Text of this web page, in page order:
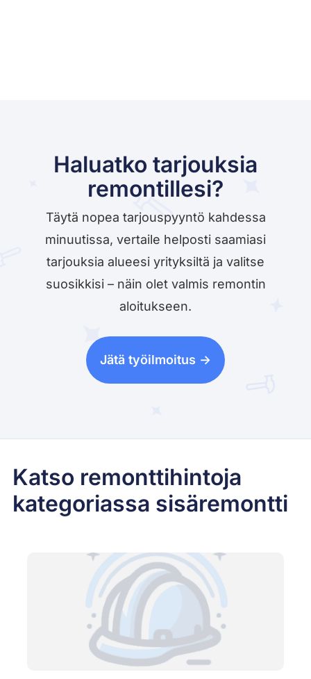
Haluatko tarjouksia
remontillesi?
Täytä nopea tarjouspyyntö kahdessa
minuutissa, vertaile helposti saamiasi
tarjouksia alueesi yrityksiltä ja valitse
suosikkisi – näin olet valmis remontin
aloitukseen.
Jätä työilmoitus ->
Katso remonttihintoja
kategoriassa sisäremontti